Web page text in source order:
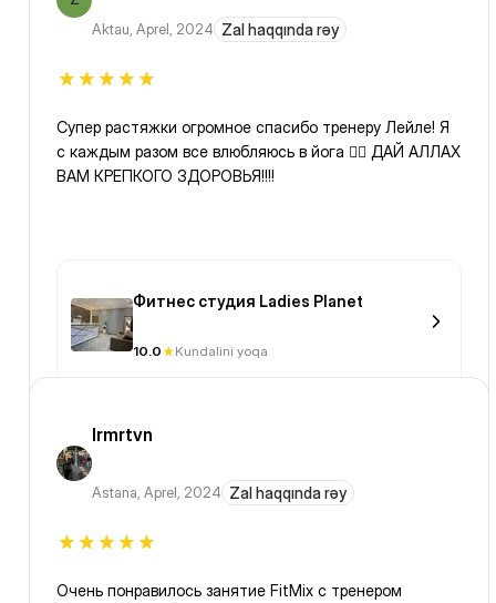
Aktau, Aprel, 2024 Zal haqqında rəy
Супер растяжки огромное спасибо тренеру Лейле! Я
с каждым разом все влюбляюсь в йога 🧘‍♂️ ДАЙ АЛЛАХ
ВАМ КРЕПКОГО ЗДОРОВЬЯ!!!!
Фитнес студия Ladies Planet
10.0 Kundalini yoqa
lrmrtvn
Astana, Aprel, 2024 Zal haqqında rəy
Очень понравилось занятие FitMix с тренером